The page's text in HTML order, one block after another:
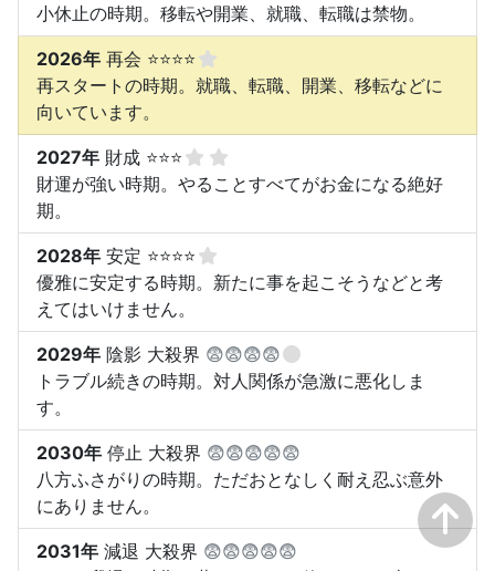
小休止の時期。移転や開業、就職、転職は禁物。
2026年 再会 ⭐⭐⭐⭐
再スタートの時期。就職、転職、開業、移転などに
向いています。
2027年 財成 ⭐⭐⭐
財運が強い時期。やることすべてがお金になる絶好
期。
2028年 安定 ⭐⭐⭐⭐
優雅に安定する時期。新たに事を起こそうなどと考
えてはいけません。
2029年 陰影 大殺界 😨😨😨😨
トラブル続きの時期。対人関係が急激に悪化しま
す。
2030年 停止 大殺界 😨😨😨😨😨
八方ふさがりの時期。ただおとなしく耐え忍ぶ意外
にありません。
2031年 減退 大殺界 😨😨😨😨😨